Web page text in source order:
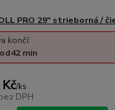
PRO 29" strieborná /
/ks
DPH
končí:
42 min